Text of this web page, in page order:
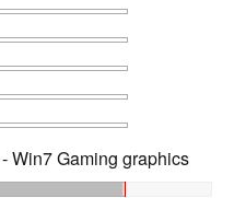
- Win7 Gaming graphics